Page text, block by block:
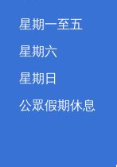
星期一至五
星期六
星期日
公眾假期休息